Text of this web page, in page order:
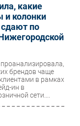
какие
колонки
по
брендов чаще
в рамках
ин в
сети....